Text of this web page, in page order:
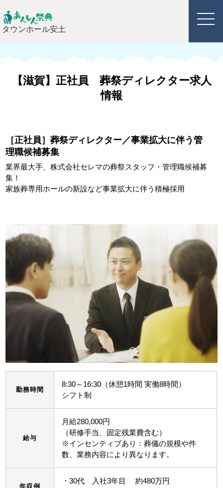
タウンホール安土
【滋賀】正社員 葬祭ディレクター求人
情報
［正社員］葬祭ディレクター／事業拡大に伴う管
理職候補募集
業界最大手、株式会社セレマの葬祭スタッフ・管理職候補募
集！
家族葬専用ホールの新設など事業拡大に伴う積極採用
勤務時間
8:30～16:30（休憩1時間 実働8時間）
シフト制
給与
月給280,000円
（研修手当、固定残業費含む）
※インセンティブあり：葬儀の規模や件
数、業務内容により異なります。
年収例
・30代 入社3年目 約480万円